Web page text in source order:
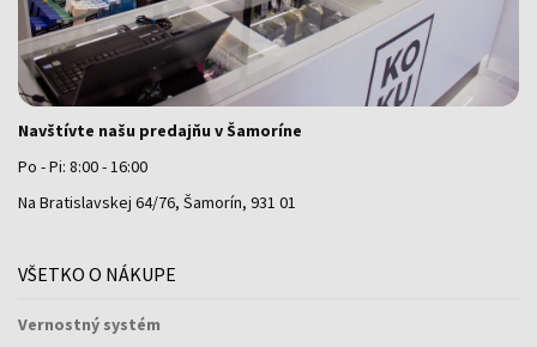
Navštívte našu predajňu v Šamoríne
Po - Pi: 8:00 - 16:00
Na Bratislavskej 64/76, Šamorín, 931 01
VŠETKO O NÁKUPE
Vernostný systém